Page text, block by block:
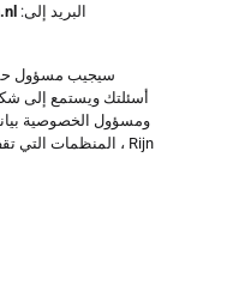
البريد إلى:
سيجيب مسؤول
أسئلتك ويستمع إلى